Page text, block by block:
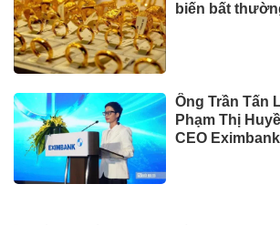
biến bất
Ông Trần Tấn
Phạm Thị
CEO Eximbank